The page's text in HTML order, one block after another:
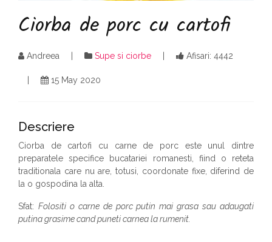
Ciorba de porc cu cartofi
Andreea Supe si ciorbe Afisari: 4442
15 May 2020
Descriere
Ciorba de cartofi cu carne de porc este unul dintre
preparatele specifice bucatariei romanesti, fiind o reteta
traditionala care nu are, totusi, coordonate fixe, diferind de
la o gospodina la alta.
Sfat: Folositi o carne de porc putin mai grasa sau adaugati
putina grasime cand puneti carnea la rumenit.